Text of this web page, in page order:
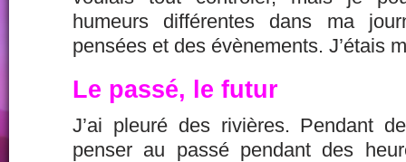
humeurs différentes dans ma
pensées et des évènements. J’étais
Le passé, le futur
J’ai pleuré des rivières. Pendant
penser au passé pendant des